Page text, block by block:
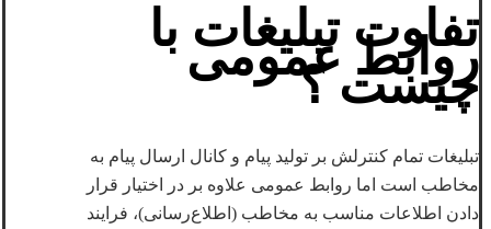
تفاوت تبلیغات با
روابط عمومی
چیست؟
تبلیغات تمام کنترلش بر تولید پیام و کانال ارسال پیام به
مخاطب است اما روابط عمومی علاوه بر در اختیار قرار
دادن اطلاعات مناسب به مخاطب (اطلاع‌رسانی)، فرایند